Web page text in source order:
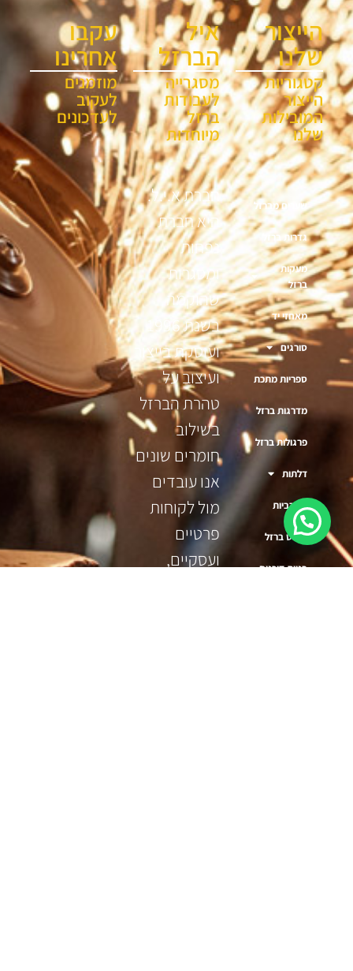
הייצור
שלנו
קטגוריות
הייצור
המובילות
שלנו
שערים מברזל
גדרות ברזל
מעקות
ברזל
מאחזי יד
סורגים
ספריות מתכת
מדרגות ברזל
פרגולות ברזל
דלתות
משרביות
ריהוט ברזל
בניית דוכנים
איל
הברזל
מסגרייה
לעבודות
ברזל
מיוחדות
חברת א.י.ל.
היא חברת
נפחות
ומסגרות
שהוקמה
בשנת 1996
ועוסקת בייצור
ועיצוב על
טהרת הברזל
בשילוב
חומרים שונים
אנו עובדים
מול לקוחות
פרטיים
ועסקיים,
עקבו
אחרינו
מוזמנים
לעקוב
לעדכונים